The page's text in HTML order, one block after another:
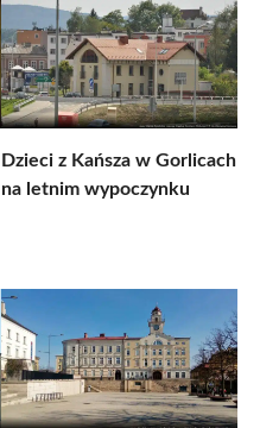
Dzieci z Kańsza w Gorlicach
na letnim wypoczynku